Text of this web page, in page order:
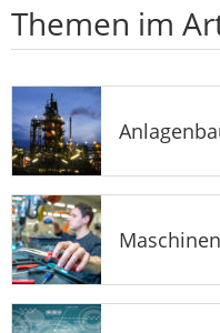
Themen im